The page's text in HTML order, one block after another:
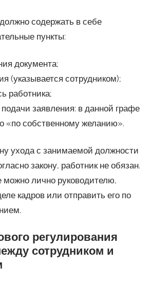
содержать в себе
пункты:
документа;
(указывается сотрудником);
работника;
заявления: в данной графе
«по собственному желанию».
ухода с занимаемой должности
закону, работник не обязан.
можно лично руководителю,
кадров или отправить его по
регулирования
сотрудником и